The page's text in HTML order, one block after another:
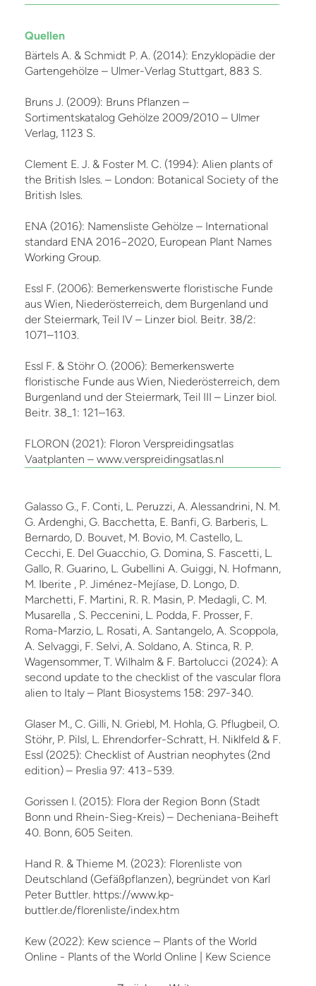
Quellen
Bärtels A. & Schmidt P. A. (2014): Enzyklopädie der
Gartengehölze – Ulmer-Verlag Stuttgart, 883 S.
Bruns J. (2009): Bruns Pflanzen –
Sortimentskatalog Gehölze 2009/2010 – Ulmer
Verlag, 1123 S.
Clement E. J. & Foster M. C. (1994): Alien plants of
the British Isles. – London: Botanical Society of the
British Isles.
ENA (2016): Namensliste Gehölze – International
standard ENA 2016−2020, European Plant Names
Working Group.
Essl F. (2006): Bemerkenswerte floristische Funde
aus Wien, Niederösterreich, dem Burgenland und
der Steiermark, Teil IV – Linzer biol. Beitr. 38/2:
1071–1103.
Essl F. & Stöhr O. (2006): Bemerkenswerte
floristische Funde aus Wien, Niederösterreich, dem
Burgenland und der Steiermark, Teil III – Linzer biol.
Beitr. 38_1: 121–163.
FLORON (2021): Floron Verspreidingsatlas
Vaatplanten – www.verspreidingsatlas.nl
Galasso G., F. Conti, L. Peruzzi, A. Alessandrini, N. M.
G. Ardenghi, G. Bacchetta, E. Banfi, G. Barberis, L.
Bernardo, D. Bouvet, M. Bovio, M. Castello, L.
Cecchi, E. Del Guacchio, G. Domina, S. Fascetti, L.
Gallo, R. Guarino, L. Gubellini A. Guiggi, N. Hofmann,
M. Iberite , P. Jiménez-Mejíase, D. Longo, D.
Marchetti, F. Martini, R. R. Masin, P. Medagli, C. M.
Musarella , S. Peccenini, L. Podda, F. Prosser, F.
Roma-Marzio, L. Rosati, A. Santangelo, A. Scoppola,
A. Selvaggi, F. Selvi, A. Soldano, A. Stinca, R. P.
Wagensommer, T. Wilhalm & F. Bartolucci (2024): A
second update to the checklist of the vascular flora
alien to Italy – Plant Biosystems 158: 297-340.
Glaser M., C. Gilli, N. Griebl, M. Hohla, G. Pflugbeil, O.
Stöhr, P. Pilsl, L. Ehrendorfer-Schratt, H. Niklfeld & F.
Essl (2025): Checklist of Austrian neophytes (2nd
edition) – Preslia 97: 413−539.
Gorissen I. (2015): Flora der Region Bonn (Stadt
Bonn und Rhein-Sieg-Kreis) – Decheniana-Beiheft
40. Bonn, 605 Seiten.
Hand R. & Thieme M. (2023): Florenliste von
Deutschland (Gefäßpflanzen), begründet von Karl
Peter Buttler. https://www.kp-
buttler.de/florenliste/index.htm
Kew (2022): Kew science – Plants of the World
Online - Plants of the World Online | Kew Science